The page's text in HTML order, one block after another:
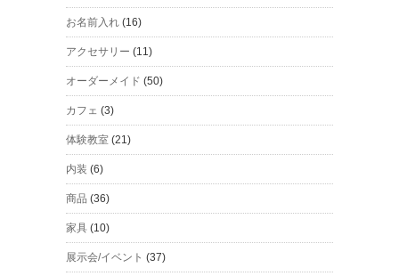
お名前入れ (16)
アクセサリー (11)
オーダーメイド (50)
カフェ (3)
体験教室 (21)
内装 (6)
商品 (36)
家具 (10)
展示会/イベント (37)